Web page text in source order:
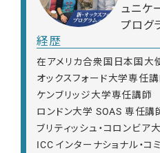
ュニケ
プログ
経歴
在アメリカ合衆国日本国大
オックスフォード大学専任
ケンブリッジ大学専任講師
ロンドン大学 SOAS 専任講
ブリティッシュ・コロンビア
ICC インターナショナル・コ